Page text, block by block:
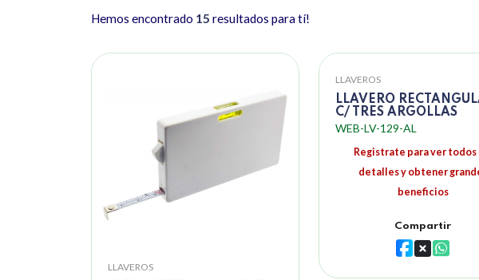
Hemos encontrado 15 resultados para tí!
LLAVEROS
LLAVEROS
LLAVERO
C/ TRES ARGOLLAS
WEB-LV-129-AL
Registrate para ver todos
detalles y obtener
beneficios
Compartir